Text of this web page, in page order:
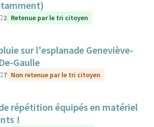
2 Retenue par le tri citoyen
sur l'esplanade Geneviève-
Gaulle
7 Non retenue par le tri citoyen
répétition équipés en matériel
!